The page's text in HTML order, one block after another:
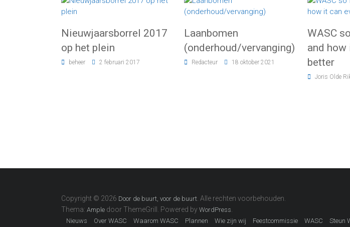
Nieuwjaarsborrel 2017
op het plein
beheer 2 februari 2017
Laanbomen
(onderhoud/vervanging)
Redacteur 18 oktober 2021
WASC
and how
better
Joris Olde
Copyright © 2026 Door de buurt, voor de buurt . Alle rechten voorbehouden.
Thema: Ample door ThemeGrill. Powered by WordPress
Nieuws Over WASC Waarom WASC Plannen Wie zijn wij Feestcommissie WASC Steun